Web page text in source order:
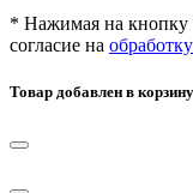
* Нажимая на
согласие на
Товар добавлен в корзину